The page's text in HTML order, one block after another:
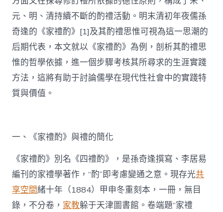
元、明、清持續不斷的酌禮活動。明末清初年夜儒孫
奇逢的《家禮酌》[1]及其酌禮思惟可視為這一思潮的
后期代表，本文就以《家禮酌》為例，剖析其酌禮思
惟的哲學依據，進一個步驟考核其所尋求的生涯實踐
方法，這將有助于討論儒學在現代性社會中的實踐特
質與價值。
一、《家禮酌》與禮的簡化
《家禮酌》別名《四禮酌》，是孫奇逢撰寫、李居易
編刊的家禮學著作，“酌”即考慮變通之意。現存光共
享空間緒十年（1884）甲申冬重刻本，一冊，無目
錄，不分卷， 家教躲于天津圖書館。卷端題“家禮